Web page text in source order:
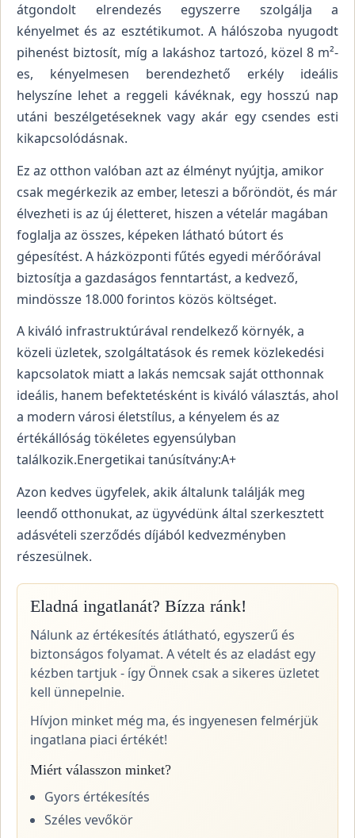
átgondolt elrendezés egyszerre szolgálja a
kényelmet és az esztétikumot. A hálószoba nyugodt
pihenést biztosít, míg a lakáshoz tartozó, közel 8 m²-
es, kényelmesen berendezhető erkély ideális
helyszíne lehet a reggeli kávéknak, egy hosszú nap
utáni beszélgetéseknek vagy akár egy csendes esti
kikapcsolódásnak.
Ez az otthon valóban azt az élményt nyújtja, amikor
csak megérkezik az ember, leteszi a bőröndöt, és már
élvezheti is az új életteret, hiszen a vételár magában
foglalja az összes, képeken látható bútort és
gépesítést. A házközponti fűtés egyedi mérőórával
biztosítja a gazdaságos fenntartást, a kedvező,
mindössze 18.000 forintos közös költséget.
A kiváló infrastruktúrával rendelkező környék, a
közeli üzletek, szolgáltatások és remek közlekedési
kapcsolatok miatt a lakás nemcsak saját otthonnak
ideális, hanem befektetésként is kiváló választás, ahol
a modern városi életstílus, a kényelem és az
értékállóság tökéletes egyensúlyban
találkozik.Energetikai tanúsítvány:A+
Azon kedves ügyfelek, akik általunk találják meg
leendő otthonukat, az ügyvédünk által szerkesztett
adásvételi szerződés díjából kedvezményben
részesülnek.
Eladná ingatlanát? Bízza ránk!
Nálunk az értékesítés átlátható, egyszerű és
biztonságos folyamat. A vételt és az eladást egy
kézben tartjuk - így Önnek csak a sikeres üzletet
kell ünnepelnie.
Hívjon minket még ma, és ingyenesen felmérjük
ingatlana piaci értékét!
Miért válasszon minket?
Gyors értékesítés
Széles vevőkör